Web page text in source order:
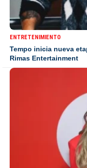
ENTRETENIMIENTO
Tempo inicia nueva
Rimas Entertainment